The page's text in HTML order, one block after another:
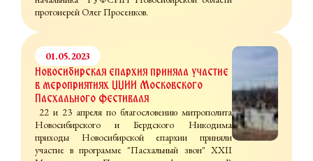
протоиерей Олег Просенков.
01.05.2023
Новосибирская епархия приняла участие
в мероприятиях XXII Московского
Пасхального фестиваля
22 и 23 апреля по благословению митрополита
Новосибирского и Бердского Никодима
приходы Новосибирской епархии приняли
участие в программе "Пасхальный звон" XXII